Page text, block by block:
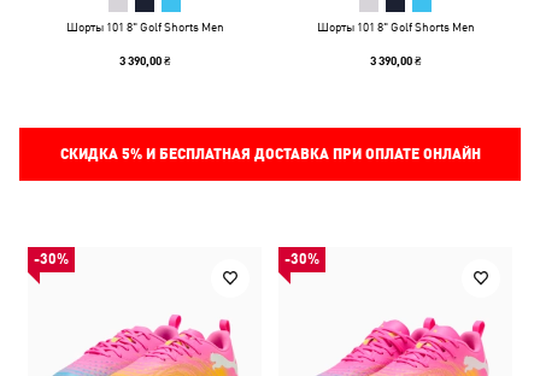
Шорты 101 8" Golf Shorts Men
3 390,00 ₴
Шорты 101 8" Golf Shorts Men
3 390,00 ₴
СКИДКА 5%И БЕСПЛАТНАЯ ДОСТАВКА ПРИ ОПЛАТЕ ОНЛАЙН
-30% -30%